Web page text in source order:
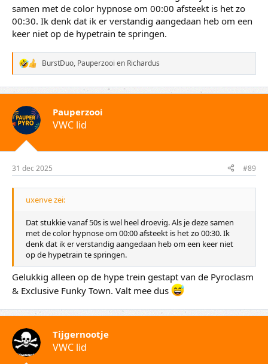
samen met de color hypnose om 00:00 afsteekt is het zo
00:30. Ik denk dat ik er verstandig aangedaan heb om een
keer niet op de hypetrain te springen.
W
a
a
r
d
e
r
i
n
n
BurstDuo, Pauperzooi en Richardus
Pauperzooi
VWC lid
31 dec 2025 #89
uxenve zei:
Dat stukkie vanaf 50s is wel heel droevig. Als je deze samen
met de color hypnose om 00:00 afsteekt is het zo 00:30. Ik
denk dat ik er verstandig aangedaan heb om een keer niet
op de hypetrain te springen.
Gelukkig alleen op de hype trein gestapt van de Pyroclasm
& Exclusive Funky Town. Valt mee dus
Tijgernootje
VWC lid